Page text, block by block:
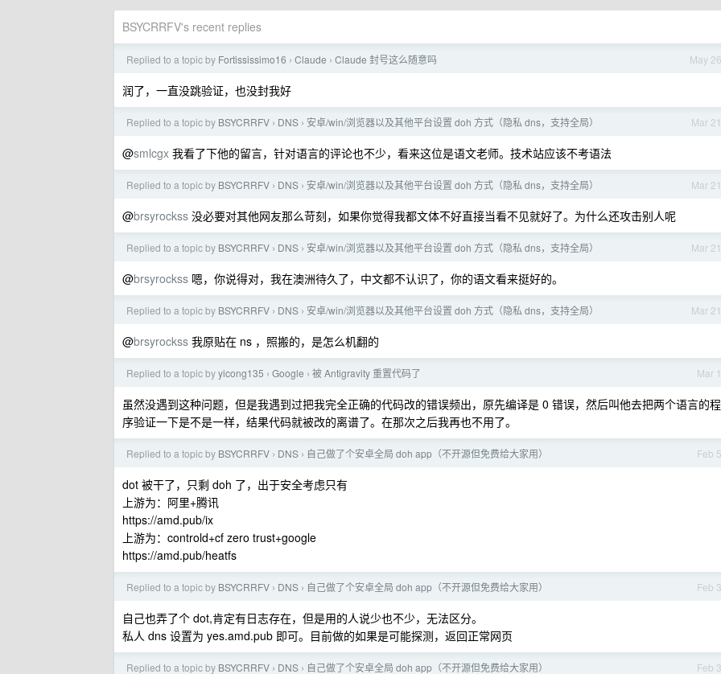
BSYCRRFV's recent replies
May 26
Replied to a topic by Fortississimo16 › Claude › Claude 封号这么随意吗
润了，一直没跳验证，也没封我好
Mar 21
Replied to a topic by BSYCRRFV › DNS › 安卓/win/浏览器以及其他平台设置 doh 方式（隐私 dns，支持全局）
@smlcgx 我看了下他的留言，针对语言的评论也不少，看来这位是语文老师。技术站应该不考语法
Mar 21
Replied to a topic by BSYCRRFV › DNS › 安卓/win/浏览器以及其他平台设置 doh 方式（隐私 dns，支持全局）
@brsyrockss 没必要对其他网友那么苛刻，如果你觉得我都文体不好直接当看不见就好了。为什么还攻击别人呢
Mar 21
Replied to a topic by BSYCRRFV › DNS › 安卓/win/浏览器以及其他平台设置 doh 方式（隐私 dns，支持全局）
@brsyrockss 嗯，你说得对，我在澳洲待久了，中文都不认识了，你的语文看来挺好的。
Mar 21
Replied to a topic by BSYCRRFV › DNS › 安卓/win/浏览器以及其他平台设置 doh 方式（隐私 dns，支持全局）
@brsyrockss 我原贴在 ns ，照搬的，是怎么机翻的
Mar 1
Replied to a topic byyicong135 › Google › 被 Antigravity 重置代码了
虽然没遇到这种问题，但是我遇到过把我完全正确的代码改的错误频出，原先编译是 0 错误，然后叫他去把两个语言的程
序验证一下是不是一样，结果代码就被改的离谱了。在那次之后我再也不用了。
Feb 5
Replied to a topic by BSYCRRFV › DNS › 自己做了个安卓全局 doh app（不开源但免费给大家用）
dot 被干了，只剩 doh 了，出于安全考虑只有
上游为：阿里+腾讯
https://amd.pub/ix
上游为：controld+cf zero trust+google
https://amd.pub/heatfs
Feb 3
Replied to a topic by BSYCRRFV › DNS › 自己做了个安卓全局 doh app（不开源但免费给大家用）
自己也弄了个 dot,肯定有日志存在，但是用的人说少也不少，无法区分。
私人 dns 设置为 yes.amd.pub 即可。目前做的如果是可能探测，返回正常网页
Feb 3
Replied to a topic by BSYCRRFV › DNS › 自己做了个安卓全局 doh app（不开源但免费给大家用）